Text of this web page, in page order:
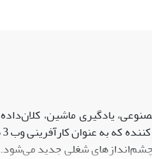
هوش مصنوعی، یادگیری ماشین،
شغلی جدید